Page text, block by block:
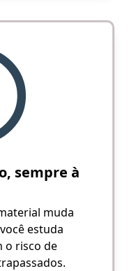
sempre à
muda
estuda
o risco de